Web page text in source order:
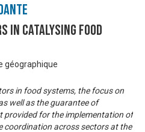
in Catalysing Food
géographique
in food systems, the focus on
well as the guarantee of
provided for the implementation of
coordination across sectors at the